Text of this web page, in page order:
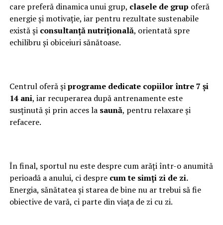
care preferă dinamica unui grup, clasele de grup oferă
energie și motivație, iar pentru rezultate sustenabile
există și consultanță nutrițională, orientată spre
echilibru și obiceiuri sănătoase.
Centrul oferă șiprograme dedicate copiilor între 7 și
14 ani, iar recuperarea după antrenamente este
susținută și prin acces la saună, pentru relaxare și
refacere.
În final, sportul nu este despre cum arăți într-o anumită
perioadă a anului, ci despre cum te simți zi de zi.
Energia, sănătatea și starea de bine nu ar trebui să fie
obiective de vară, ci parte din viața de zi cu zi.